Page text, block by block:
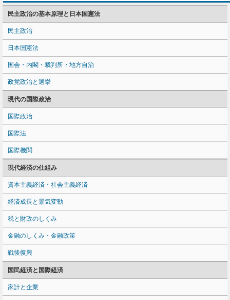
民主政治の基本原理と日本国憲法
民主政治
日本国憲法
国会・内閣・裁判所・地方自治
政党政治と選挙
現代の国際政治
国際政治
国際法
国際機関
現代経済の仕組み
資本主義経済・社会主義経済
経済成長と景気変動
税と財政のしくみ
金融のしくみ・金融政策
戦後復興
国民経済と国際経済
家計と企業